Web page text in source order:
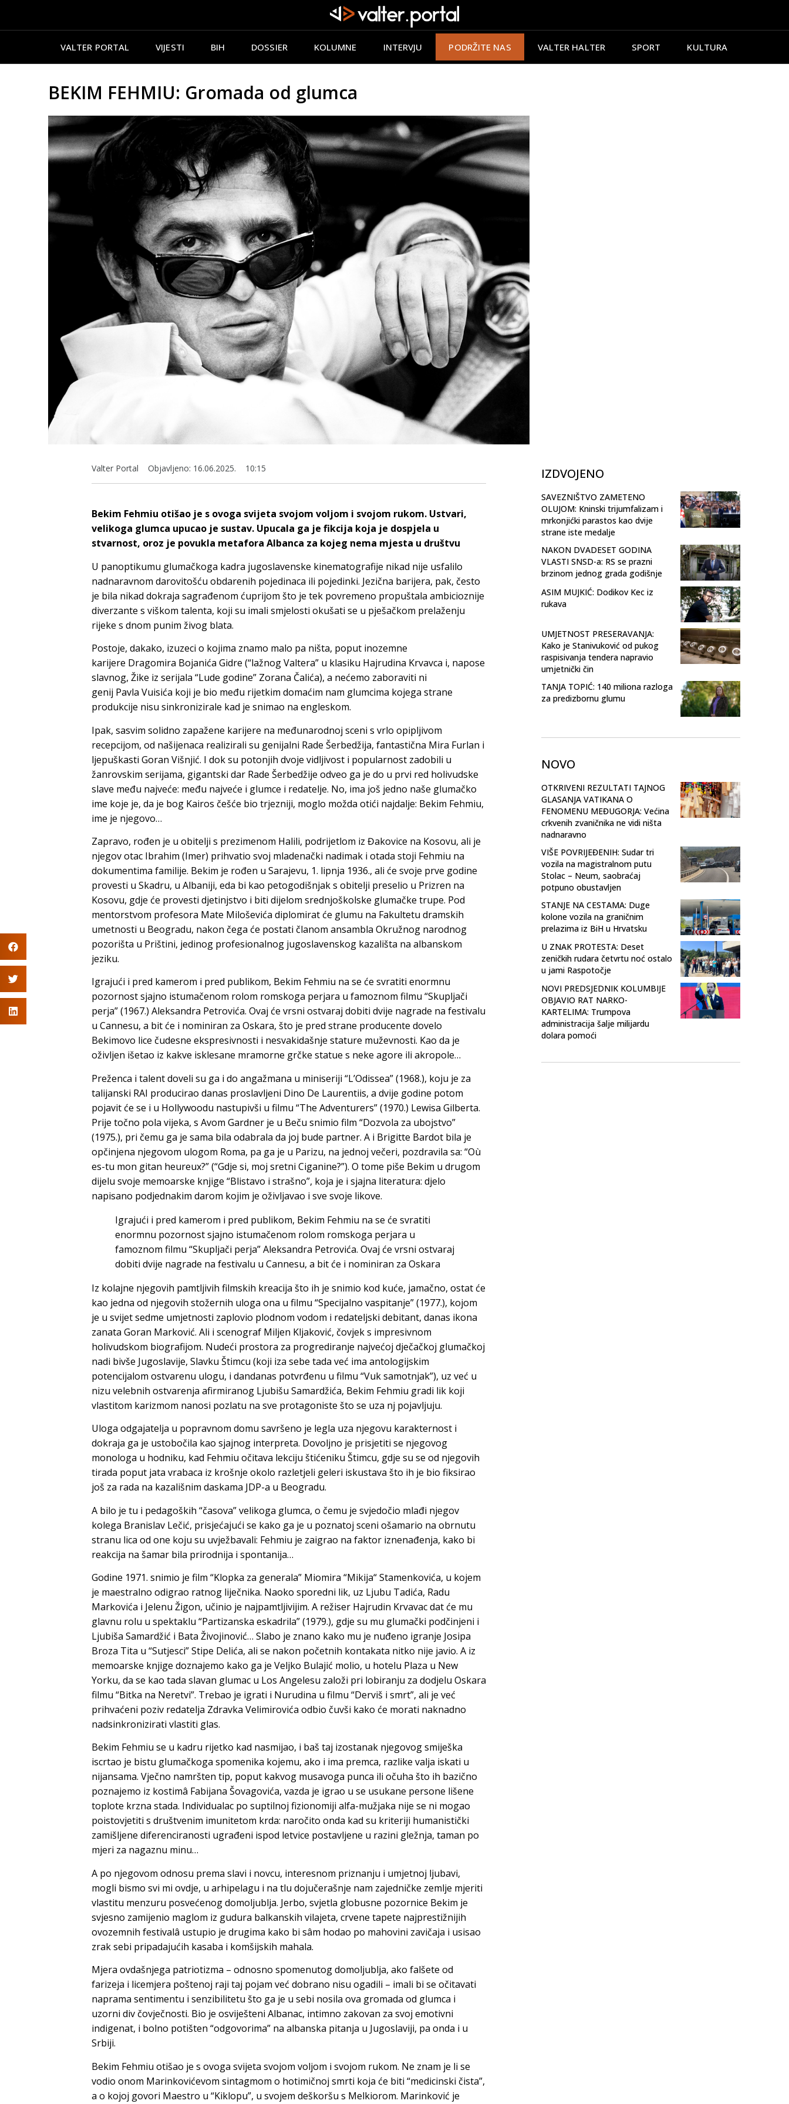
VALTER PORTAL VIJESTI BIH DOSSIER KOLUMNE INTERVJU PODRŽITE NAS VALTER HALTER SPORT KULTURA
BEKIM FEHMIU: Gromada od glumca
Valter Portal Objavljeno: 16.06.2025. 10:15
Bekim Fehmiu otišao je s ovoga svijeta svojom voljom i svojom rukom. Ustvari,
velikoga glumca upucao je sustav. Upucala ga je fikcija koja je dospjela u
stvarnost, oroz je povukla metafora Albanca za kojeg nema mjesta u društvu
U panoptikumu glumačkoga kadra jugoslavenske kinematografije nikad nije usfalilo
nadnaravnom darovitošću obdarenih pojedinaca ili pojedinki. Jezična barijera, pak, često
je bila nikad dokraja sagrađenom ćuprijom što je tek povremeno propuštala ambicioznije
diverzante s viškom talenta, koji su imali smjelosti okušati se u pješačkom prelaženju
rijeke s dnom punim živog blata.
Postoje, dakako, izuzeci o kojima znamo malo pa ništa, poput inozemne
karijere Dragomira Bojanića Gidre (“lažnog Valtera” u klasiku Hajrudina Krvavca i, napose
slavnog, Žike iz serijala “Lude godine” Zorana Čalića), a nećemo zaboraviti ni
genij Pavla Vuisića koji je bio među rijetkim domaćim nam glumcima kojega strane
produkcije nisu sinkronizirale kad je snimao na engleskom.
Ipak, sasvim solidno zapažene karijere na međunarodnoj sceni s vrlo opipljivom
recepcijom, od našijenaca realizirali su genijalni Rade Šerbedžija, fantastična Mira Furlan i
ljepuškasti Goran Višnjić. I dok su potonjih dvoje vidljivost i popularnost zadobili u
žanrovskim serijama, gigantski dar Rade Šerbedžije odveo ga je do u prvi red holivudske
slave među najveće: među najveće i glumce i redatelje. No, ima još jedno naše glumačko
ime koje je, da je bog Kairos češće bio trjezniji, moglo možda otići najdalje: Bekim Fehmiu,
ime je njegovo…
Zapravo, rođen je u obitelji s prezimenom Halili, podrijetlom iz Đakovice na Kosovu, ali je
njegov otac Ibrahim (Imer) prihvatio svoj mladenački nadimak i otada stoji Fehmiu na
dokumentima familije. Bekim je rođen u Sarajevu, 1. lipnja 1936., ali će svoje prve godine
provesti u Skadru, u Albaniji, eda bi kao petogodišnjak s obitelji preselio u Prizren na
Kosovu, gdje će provesti djetinjstvo i biti dijelom srednjoškolske glumačke trupe. Pod
mentorstvom profesora Mate Miloševića diplomirat će glumu na Fakultetu dramskih
umetnosti u Beogradu, nakon čega će postati članom ansambla Okružnog narodnog
pozorišta u Prištini, jedinog profesionalnog jugoslavenskog kazališta na albanskom
jeziku.
Igrajući i pred kamerom i pred publikom, Bekim Fehmiu na se će svratiti enormnu
pozornost sjajno istumačenom rolom romskoga perjara u famoznom filmu “Skupljači
perja” (1967.) Aleksandra Petrovića. Ovaj će vrsni ostvaraj dobiti dvije nagrade na festivalu
u Cannesu, a bit će i nominiran za Oskara, što je pred strane producente dovelo
Bekimovo lice čudesne ekspresivnosti i nesvakidašnje stature muževnosti. Kao da je
oživljen išetao iz kakve isklesane mramorne grčke statue s neke agore ili akropole…
Preženca i talent doveli su ga i do angažmana u miniseriji “L’Odissea” (1968.), koju je za
talijanski RAI producirao danas proslavljeni Dino De Laurentiis, a dvije godine potom
pojavit će se i u Hollywoodu nastupivši u filmu “The Adventurers” (1970.) Lewisa Gilberta.
Prije točno pola vijeka, s Avom Gardner je u Beču snimio film “Dozvola za ubojstvo”
(1975.), pri čemu ga je sama bila odabrala da joj bude partner. A i Brigitte Bardot bila je
opčinjena njegovom ulogom Roma, pa ga je u Parizu, na jednoj večeri, pozdravila sa: “Où
es-tu mon gitan heureux?” (“Gdje si, moj sretni Ciganine?”). O tome piše Bekim u drugom
dijelu svoje memoarske knjige “Blistavo i strašno”, koja je i sjajna literatura: djelo
napisano podjednakim darom kojim je oživljavao i sve svoje likove.
Igrajući i pred kamerom i pred publikom, Bekim Fehmiu na se će svratiti
enormnu pozornost sjajno istumačenom rolom romskoga perjara u
famoznom filmu “Skupljači perja” Aleksandra Petrovića. Ovaj će vrsni ostvaraj
dobiti dvije nagrade na festivalu u Cannesu, a bit će i nominiran za Oskara
Iz kolajne njegovih pamtljivih filmskih kreacija što ih je snimio kod kuće, jamačno, ostat će
kao jedna od njegovih stožernih uloga ona u filmu “Specijalno vaspitanje” (1977.), kojom
je u svijet sedme umjetnosti zaplovio plodnom vodom i redateljski debitant, danas ikona
zanata Goran Marković. Ali i scenograf Miljen Kljaković, čovjek s impresivnom
holivudskom biografijom. Nudeći prostora za progrediranje najvećoj dječačkoj glumačkoj
nadi bivše Jugoslavije, Slavku Štimcu (koji iza sebe tada već ima antologijskim
potencijalom ostvarenu ulogu, i dandanas potvrđenu u filmu “Vuk samotnjak”), uz već u
nizu velebnih ostvarenja afirmiranog Ljubišu Samardžića, Bekim Fehmiu gradi lik koji
vlastitom karizmom nanosi pozlatu na sve protagoniste što se uza nj pojavljuju.
Uloga odgajatelja u popravnom domu savršeno je legla uza njegovu karakternost i
dokraja ga je ustobočila kao sjajnog interpreta. Dovoljno je prisjetiti se njegovog
monologa u hodniku, kad Fehmiu očitava lekciju štićeniku Štimcu, gdje su se od njegovih
tirada poput jata vrabaca iz krošnje okolo razletjeli geleri iskustava što ih je bio fiksirao
još za rada na kazališnim daskama JDP-a u Beogradu.
A bilo je tu i pedagoških “časova” velikoga glumca, o čemu je svjedočio mlađi njegov
kolega Branislav Lečić, prisjećajući se kako ga je u poznatoj sceni ošamario na obrnutu
stranu lica od one koju su uvježbavali: Fehmiu je zaigrao na faktor iznenađenja, kako bi
reakcija na šamar bila prirodnija i spontanija…
Godine 1971. snimio je film “Klopka za generala” Miomira “Mikija“Stamenkovića, u kojem
je maestralno odigrao ratnog liječnika. Naoko sporedni lik, uz Ljubu Tadića, Radu
Markovića i Jelenu Žigon, učinio je najpamtljivijim. A režiser Hajrudin Krvavacdat će mu
glavnu rolu u spektaklu “Partizanska eskadrila” (1979.), gdje su mu glumački podčinjeni i
Ljubiša Samardžić i Bata Živojinović… Slabo je znano kako mu je nuđeno igranje Josipa
Broza Tita u “Sutjesci”Stipe Delića, ali se nakon početnih kontakata nitko nije javio. A iz
memoarske knjige doznajemo kako ga je Veljko Bulajić molio, u hotelu Plaza u New
Yorku, da se kao tada slavan glumac u Los Angelesu založi pri lobiranju za dodjelu Oskara
filmu “Bitka na Neretvi”. Trebao je igrati i Nurudina u filmu “Derviš i smrt”, ali je već
prihvaćeni poziv redatelja Zdravka Velimirovića odbio čuvši kako će morati naknadno
nadsinkronizirati vlastiti glas.
Bekim Fehmiu se u kadru rijetko kad nasmijao, i baš taj izostanak njegovog smiješka
iscrtao je bistu glumačkoga spomenika kojemu, ako i ima premca, razlike valja iskati u
nijansama. Vječno namršten tip, poput kakvog musavoga punca ili očuha što ih bazično
poznajemo iz kostimâ Fabijana Šovagovića, vazda je igrao u se usukane persone lišene
toplote krzna stada. Individualac po suptilnoj fizionomiji alfa-mužjaka nije se ni mogao
poistovjetiti s društvenim imunitetom krda: naročito onda kad su kriteriji humanistički
zamišljene diferenciranosti ugrađeni ispod letvice postavljene u razini gležnja, taman po
mjeri za nagaznu minu…
A po njegovom odnosu prema slavi i novcu, interesnom priznanju i umjetnoj ljubavi,
mogli bismo svi mi ovdje, u arhipelagu i na tlu dojučerašnje nam zajedničke zemlje mjeriti
vlastitu menzuru posvećenog domoljublja. Jerbo, svjetla globusne pozornice Bekim je
svjesno zamijenio maglom iz gudura balkanskih vilajeta, crvene tapete najprestižnijih
ovozemnih festivalâ ustupio je drugima kako bi sâm hodao po mahovini zavičaja i usisao
zrak sebi pripadajućih kasaba i komšijskih mahala.
Mjera ovdašnjega patriotizma – odnosno spomenutog domoljublja, ako falšete od
farizeja i licemjera poštenoj raji taj pojam već dobrano nisu ogadili – imali bi se očitavati
naprama sentimentu i senzibilitetu što ga je u sebi nosila ova gromada od glumca i
uzorni div čovječnosti. Bio je osviješteni Albanac, intimno zakovan za svoj emotivni
indigenat, i bolno potišten “odgovorima” na albanska pitanja u Jugoslaviji, pa onda i u
Srbiji.
Bekim Fehmiu otišao je s ovoga svijeta svojom voljom i svojom rukom. Ne znam je li se
vodio onom Marinkovićevom sintagmom o hotimičnoj smrti koja će biti “medicinski čista”,
a o kojoj govori Maestro u “Kiklopu”, u svojem deškoršu s Melkiorom. Marinković je
IZDVOJENO
SAVEZNIŠTVO ZAMETENO
OLUJOM: Kninski trijumfalizam i
mrkonjićki parastos kao dvije
strane iste medalje
NAKON DVADESET GODINA
VLASTI SNSD-a: RS se prazni
brzinom jednog grada godišnje
ASIM MUJKIĆ: Dodikov Kec iz
rukava
UMJETNOST PRESERAVANJA:
Kako je Stanivuković od pukog
raspisivanja tendera napravio
umjetnički čin
TANJA TOPIĆ: 140 miliona razloga
za predizbornu glumu
NOVO
OTKRIVENI REZULTATI TAJNOG
GLASANJA VATIKANA O
FENOMENU MEĐUGORJA: Većina
crkvenih zvaničnika ne vidi ništa
nadnaravno
VIŠE POVRIJEĐENIH: Sudar tri
vozila na magistralnom putu
Stolac – Neum, saobraćaj
potpuno obustavljen
STANJE NA CESTAMA: Duge
kolone vozila na graničnim
prelazima iz BiH u Hrvatsku
U ZNAK PROTESTA: Deset
zeničkih rudara četvrtu noć ostalo
u jami Raspotočje
NOVI PREDSJEDNIK KOLUMBIJE
OBJAVIO RAT NARKO-
KARTELIMA: Trumpova
administracija šalje milijardu
dolara pomoći